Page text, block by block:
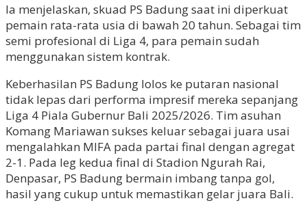
Ia menjelaskan, skuad PS Badung saat ini diperkuat
pemain rata-rata usia di bawah 20 tahun. Sebagai tim
semi profesional di Liga 4, para pemain sudah
menggunakan sistem kontrak.
Keberhasilan PS Badung lolos ke putaran nasional
tidak lepas dari performa impresif mereka sepanjang
Liga 4 Piala Gubernur Bali 2025/2026. Tim asuhan
Komang Mariawan sukses keluar sebagai juara usai
mengalahkan MIFA pada partai final dengan agregat
2-1. Pada leg kedua final di Stadion Ngurah Rai,
Denpasar, PS Badung bermain imbang tanpa gol,
hasil yang cukup untuk memastikan gelar juara Bali.